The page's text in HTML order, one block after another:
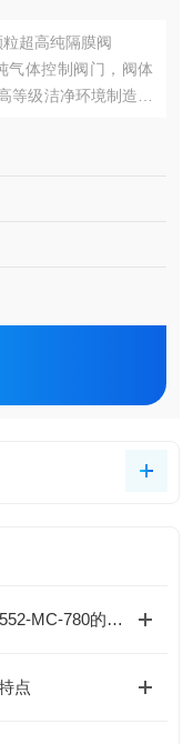
超高纯隔膜阀
气体控制阀门，阀体
等级洁净环境制造与
密封结构，大幅提
造领域超高纯流体
日本AND爱安得身体成分分析仪 AD-6552-MC-780的操作说明
点